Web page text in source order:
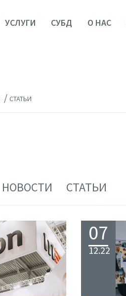
УСЛУГИ СУБД О НАС
/ СТАТЬИ
НОВОСТИ СТАТЬИ
07
12.22